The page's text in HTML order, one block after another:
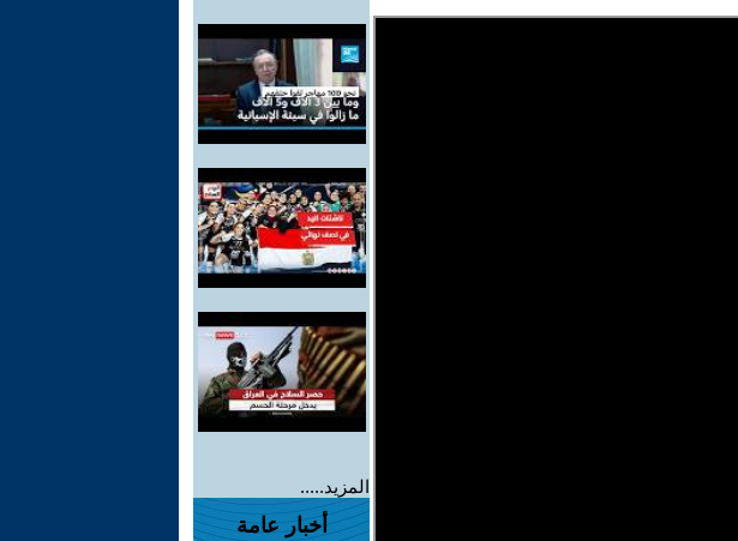
المزيد.....
أخبار عامة